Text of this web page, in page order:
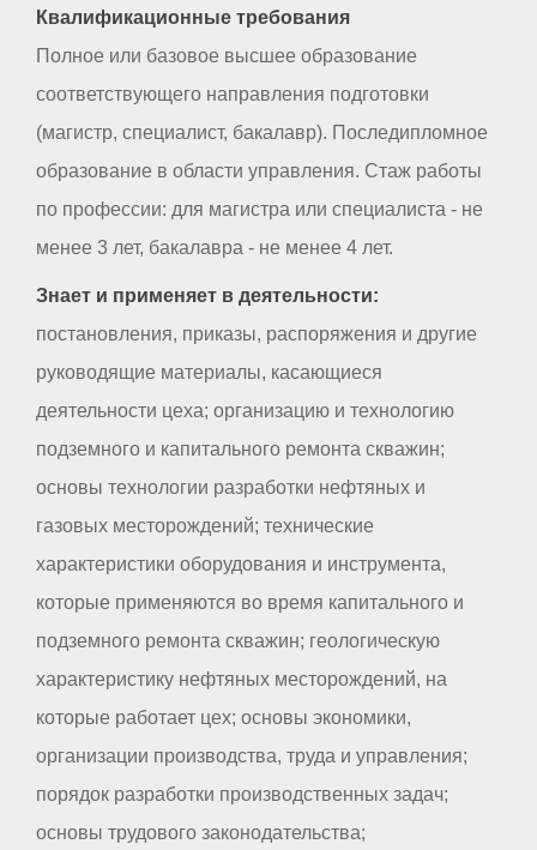
Квалификационные требования
Полное или базовое высшее образование
соответствующего направления подготовки
(магистр, специалист, бакалавр). Последипломное
образование в области управления. Стаж работы
по профессии: для магистра или специалиста - не
менее 3 лет, бакалавра - не менее 4 лет.
Знает и применяет в деятельности:
постановления, приказы, распоряжения и другие
руководящие материалы, касающиеся
деятельности цеха; организацию и технологию
подземного и капитального ремонта скважин;
основы технологии разработки нефтяных и
газовых месторождений; технические
характеристики оборудования и инструмента,
которые применяются во время капитального и
подземного ремонта скважин; геологическую
характеристику нефтяных месторождений, на
которые работает цех; основы экономики,
организации производства, труда и управления;
порядок разработки производственных задач;
основы трудового законодательства;